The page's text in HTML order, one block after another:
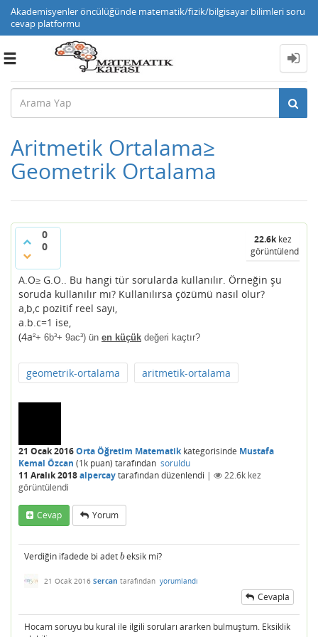
Akademisyenler öncülüğünde matematik/fizik/bilgisayar bilimleri soru
cevap platformu
Toggle
Aritmetik Ortalama≥
Geometrik Ortalama
0
0
22.6kkez
görüntülendi
A.O≥ G.O.. Bu hangi tür sorularda kullanılır. Örneğin şu
soruda kullanılır mı? Kullanılırsa çözümü nasıl olur?
a,b,c pozitif reel sayı,
a.b.c=1 ise,
(4a²+ 6b³+ 9ac³) ün en küçük değeri kaçtır?
geometrik-ortalama aritmetik-ortalama
21 Ocak 2016Orta Öğretim Matematikkategorisinde Mustafa
Kemal Özcan (1k puan) tarafından soruldu
11 Aralık 2018alpercaytarafındandüzenlendi | 22.6k kez
görüntülendi
Cevap Yorum
Verdiğin ifadede bi adet b
beksik mi?
21 Ocak 2016 Sercan tarafından yorumlandı
Cevapla
Hocam soruyu bu kural ile ilgili soruları ararken bulmuştum. Eksiklik